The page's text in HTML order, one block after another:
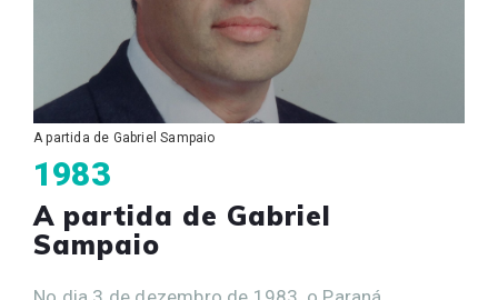
A partida de Gabriel Sampaio
1983
A partida de Gabriel
Sampaio